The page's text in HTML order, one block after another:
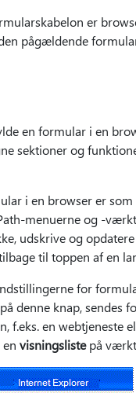
er
pågældende
en formular i en
sektioner og
i en browser er
menuerne og -
udskrive og
til toppen af en
for
denne knap, sendes
f.eks. en webtjeneste
visningslistepå